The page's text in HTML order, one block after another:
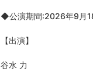
◆公演期間:2026年9月
【出演】
谷水 力